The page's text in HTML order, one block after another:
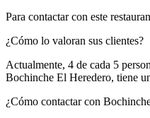
Para contactar con este
¿Cómo lo valoran sus clientes?
Actualmente, 4 de cada 5
Bochinche El Heredero, tiene
¿Cómo contactar con